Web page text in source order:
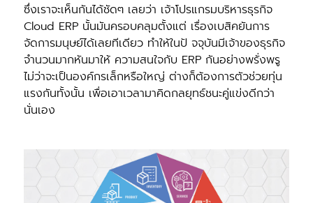
ซึ่งเราจะเห็นกันได้ชัดๆ เลยว่า เจ้าโปรแกรมบริหารธุรกิจ
Cloud ERP นั้นมันครอบคลุมตั้งแต่ เรื่องเบสิคยันการ
จัดการมนุษย์ได้เลยทีเดียว ทําให้ในปั จจุบันมีเจ้าของธุรกิจ
จํานวนมากหันมาให้ ความสนใจกับ ERP กันอย่างพรั่งพรู
ไม่ว่าจะเป็นองค์กรเล็กหรือใหญ่ ต่างก็ต้องการตัวช่วยทุ่น
แรงกันทั้งนั้น เพื่อเอาเวลามาคิดกลยุทธ์ชนะคู่แข่งดีกว่า
นั่นเอง